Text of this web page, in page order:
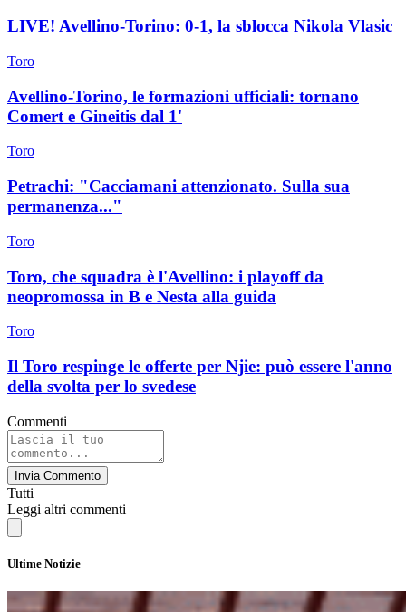
LIVE! Avellino-Torino: 0-1, la sblocca Nikola Vlasic
Toro
Avellino-Torino, le formazioni ufficiali: tornano
Comert e Gineitis dal 1'
Toro
Petrachi: "Cacciamani attenzionato. Sulla sua
permanenza..."
Toro
Toro, che squadra è l'Avellino: i playoff da
neopromossa in B e Nesta alla guida
Toro
Il Toro respinge le offerte per Njie: può essere l'anno
della svolta per lo svedese
Commenti
Invia Commento
Tutti
Leggi altri commenti
Ultime Notizie